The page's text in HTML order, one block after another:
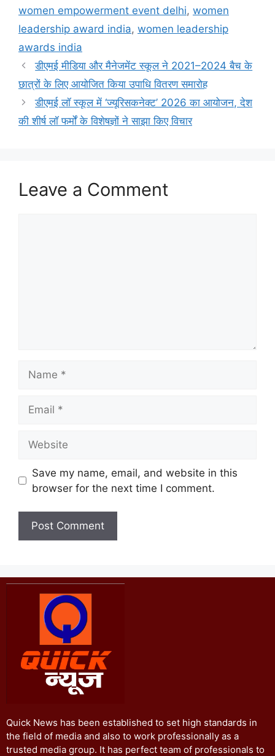
women empowerment event delhi, women
leadership award india, women leadership
awards india
डीएमई मीडिया और मैनेजमेंट स्कूल ने 2021–2024 बैच के
छात्रों के लिए आयोजित किया उपाधि वितरण समारोह
डीएमई लॉ स्कूल में ‘ज्यूरिसकनेक्ट’ 2026 का आयोजन, देश
की शीर्ष लॉ फर्मों के विशेषज्ञों ने साझा किए विचार
Leave a Comment
Save my name, email, and website in this
browser for the next time I comment.
Quick News has been established to set high standards in
the field of media and also to work professionally as a
trusted media group. It has perfect team of professionals to